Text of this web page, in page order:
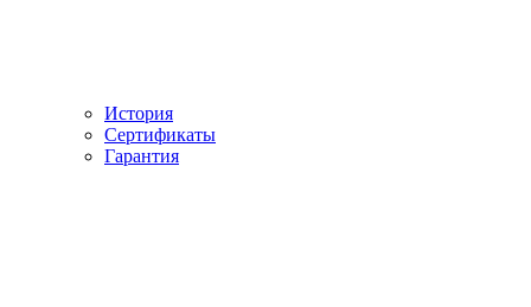
История
Сертификаты
Гарантия